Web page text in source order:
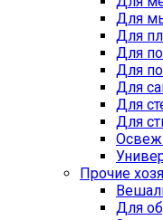
Для
Для
Для
Для
Для
Для
Для
Прочие
Для